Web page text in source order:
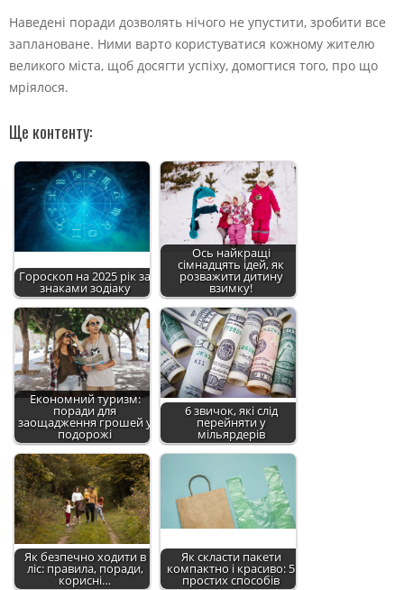
Наведені поради дозволять нічого не упустити, зробити все
заплановане. Ними варто користуватися кожному жителю
великого міста, щоб досягти успіху, домогтися того, про що
мріялося.
Ще контенту:
Гороскоп на 2025 рік за
знаками зодіаку
Ось найкращі
сімнадцять ідей, як
розважити дитину
взимку!
Економний туризм:
поради для
заощадження грошей у
подорожі
6 звичок, які слід
перейняти у
мільярдерів
Як безпечно ходити в
ліс: правила, поради,
корисні…
Як скласти пакети
компактно і красиво: 5
простих способів